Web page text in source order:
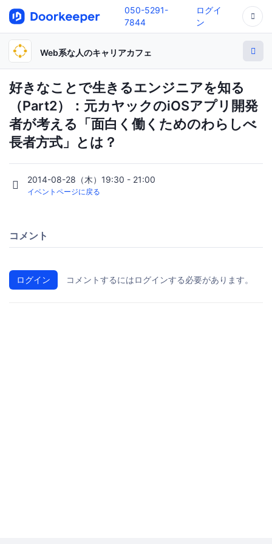
050-5291-
7844
ログイ
ン
Web系な人のキャリアカフェ
好きなことで生きるエンジニアを知る
（Part2）：元カヤックのiOSアプリ開発
者が考える「面白く働くためのわらしべ
長者方式」とは？
2014-08-28（木）19:30 - 21:00
イベントページに戻る
コメント
ログイン コメントするにはログインする必要があります。